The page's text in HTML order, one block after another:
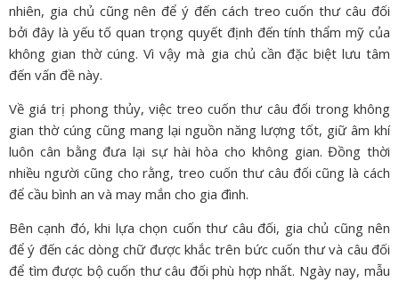
nhiên, gia chủ cũng nên để ý đến cách treo cuốn thư câu đối
bởi đây là yếu tố quan trọng quyết định đến tính thẩm mỹ của
không gian thờ cúng. Vì vậy mà gia chủ cần đặc biệt lưu tâm
đến vấn đề này.
Về giá trị phong thủy, việc treo cuốn thư câu đối trong không
gian thờ cúng cũng mang lại nguồn năng lượng tốt, giữ âm khí
luôn cân bằng đưa lại sự hài hòa cho không gian. Đồng thời
nhiều người cũng cho rằng, treo cuốn thư câu đối cũng là cách
để cầu bình an và may mắn cho gia đình.
Bên cạnh đó, khi lựa chọn cuốn thư câu đối, gia chủ cũng nên
để ý đến các dòng chữ được khắc trên bức cuốn thư và câu đối
để tìm được bộ cuốn thư câu đối phù hợp nhất. Ngày nay, mẫu